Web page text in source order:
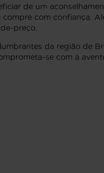
de um
com confiança.
preço.
da região de
se com a